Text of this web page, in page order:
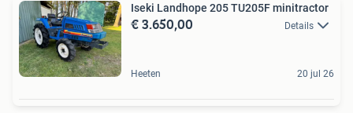
Iseki Landhope 205 TU205F minitractor
€ 3.650,00 Details
Heeten 20 jul 26